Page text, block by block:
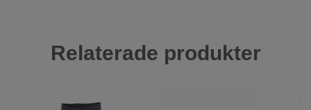
Relaterade produkter